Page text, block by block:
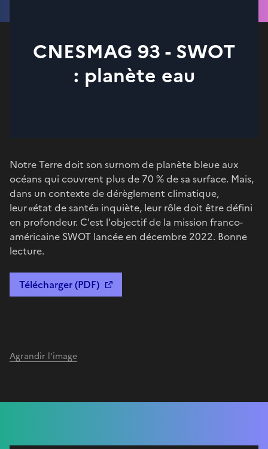
CNESMAG 93 - SWOT
: planète eau
Notre Terre doit son surnom de planète bleue aux
océans qui couvrent plus de 70 % de sa surface. Mais,
dans un contexte de dérèglement climatique,
leur «état de santé» inquiète, leur rôle doit être défini
en profondeur. C'est l'objectif de la mission franco-
américaine SWOT lancée en décembre 2022. Bonne
lecture.
Télécharger (PDF)
Agrandir l'image